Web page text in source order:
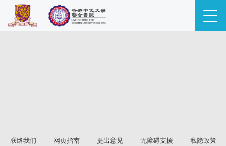
联络我们 网页指南 提出意见 无障碍支援
私隐政策